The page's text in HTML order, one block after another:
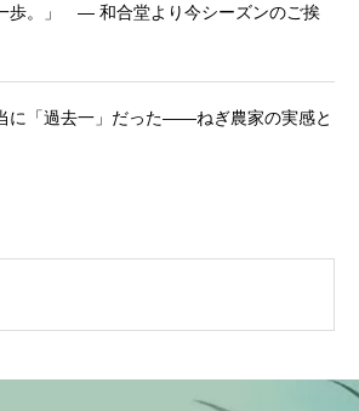
歩。」 ― 和合堂より今シーズンのご挨
に「過去一」だった――ねぎ農家の実感と